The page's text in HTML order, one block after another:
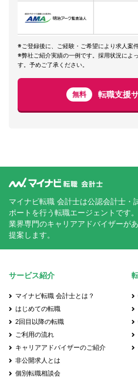
※ご登録後に、ご経験・ご希望により求人案
※弊社ご紹介実績の一例です。採用状況によ
す。予めご了承ください。
無料 転職支援
マイナビ転職 会計士は公認会計士・
ポートを行う転職エージェントです。
業界専門のキャリアアドバイザーが
提案します。
サービス紹介
マイナビ転職 会計士とは？
はじめての転職
2回目以降の転職
ご利用の流れ
キャリアアドバイザーのご紹介
非公開求人とは
個別転職相談会